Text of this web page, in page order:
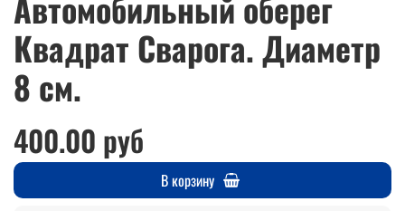
Квадрат Сварога. Диаметр
8 см.
400.00 руб
В корзину